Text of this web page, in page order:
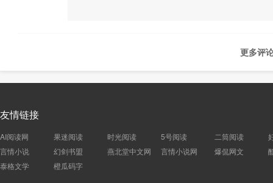
更多评
友情链接
AI阅读网 果迷阅读 时光阅读 5号阅读 二筒阅读
言情小说
幻剑书盟 燕北堂中文网 言情小说网 爆侃网文
泰格文学
橙瓜码字